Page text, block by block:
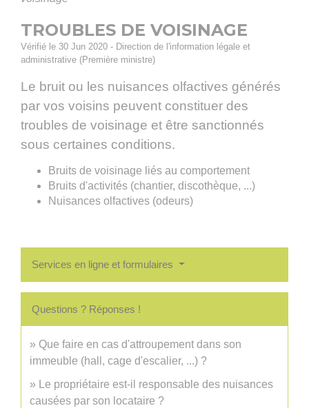
TROUBLES DE VOISINAGE
Vérifié le 30 Jun 2020 - Direction de l'information légale et
administrative (Première ministre)
Le bruit ou les nuisances olfactives générés
par vos voisins peuvent constituer des
troubles de voisinage et être sanctionnés
sous certaines conditions.
Bruits de voisinage liés au comportement
Bruits d'activités (chantier, discothèque, ...)
Nuisances olfactives (odeurs)
Services en ligne et formulaires
Questions ? Réponses !
Que faire en cas d'attroupement dans son
immeuble (hall, cage d'escalier, ...) ?
Le propriétaire est-il responsable des nuisances
causées par son locataire ?